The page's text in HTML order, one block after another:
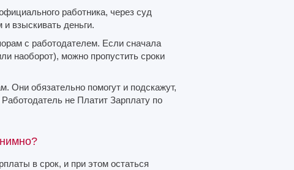
работника, через суд
взыскивать деньги.
с работодателем. Если сначала
наоборот), можно пропустить сроки
Они обязательно помогут и подскажут,
не Платит Зарплату по
в срок, и при этом остаться